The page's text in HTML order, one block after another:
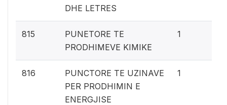
DHE LETRES
815
PUNETORE TE
PRODHIMEVE KIMIKE
1
816
PUNCTORE TE UZINAVE
PER PRODHIMIN E
ENERGJISE
1